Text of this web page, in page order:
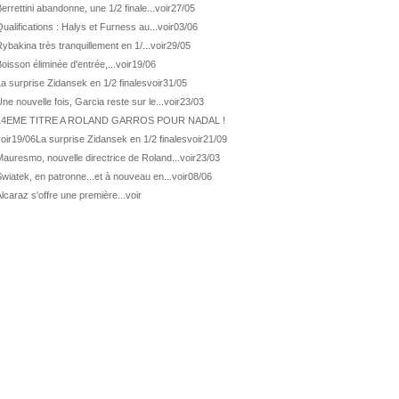
Wash. De Minaur éliminé en 1/4
Los Cabos Géa en finale !
ATP Los Cabos 1ère 1/2 finale pour Géa
ATP Wash. Pas de 1/4 pour Humbert et Atmane
Washington Déjà fini pour Fernandez
Washington De Minaur domine Tsitsipas
Washington Fritz et Musetti en 1/8èmes
abandonne, une 1/2 finale... voir27/05
: Halys et Furness au... voir03/06
très tranquillement en 1/... voir29/05
éliminée d'entrée,... voir19/06
surprise Zidansek en 1/2 finalesvoir31/05
nouvelle fois, Garcia reste sur le... voir23/03
TITRE A ROLAND GARROS POUR NADAL !
19/06La surprise Zidansek en 1/2 finalesvoir21/09
nouvelle directrice de Roland... voir23/03
en patronne...et à nouveau en... voir08/06
s'offre une première... voir